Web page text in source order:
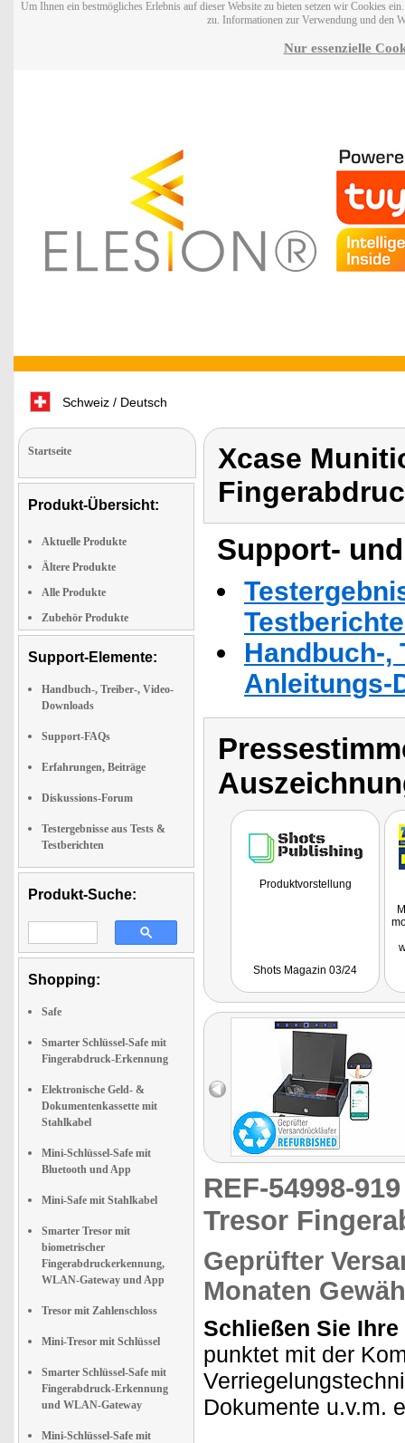
Um Ihnen ein bestmögliches Erlebnis auf dieser Website zu bieten setzen wir Cookies
zu. Informationen zur Verwendung und den
Nur essenzielle
Schweiz / Deutsch
Startseite
Produkt-Übersicht:
Aktuelle Produkte
Ältere Produkte
Alle Produkte
Zubehör Produkte
Support-Elemente:
Handbuch-, Treiber-, Video-
Downloads
Support-FAQs
Erfahrungen, Beiträge
Diskussions-Forum
Testergebnisse aus Tests &
Testberichten
Produkt-Suche:
Shopping:
Safe
Smarter Schlüssel-Safe mit
Fingerabdruck-Erkennung
Elektronische Geld- &
Dokumentenkassette mit
Stahlkabel
Mini-Schlüssel-Safe mit
Bluetooth und App
Mini-Safe mit Stahlkabel
Smarter Tresor mit
biometrischer
Fingerabdruckerkennung,
WLAN-Gateway und App
Tresor mit Zahlenschloss
Mini-Tresor mit Schlüssel
Smarter Schlüssel-Safe mit
Fingerabdruck-Erkennung
und WLAN-Gateway
Mini-Schlüssel-Safe mit
Xcase
Support-
Handbuch-,
Anleitungs-
Produktvorstellung
Shots Magazin 03/24
REF-54998-
Tresor
Geprüfter
Monaten
Schließen Sie
punktet mit der
Dokumente u.v.m.